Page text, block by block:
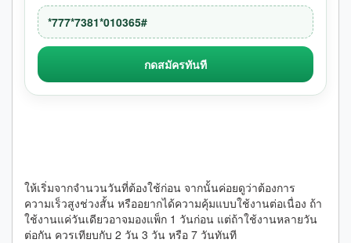
*777*7381*010365#
กดสมัครทันที
ให้เริ่มจากจำนวนวันที่ต้องใช้ก่อน จากนั้นค่อยดูว่าต้องการ
ความเร็วสูงช่วงสั้น หรืออยากได้ความคุ้มแบบใช้งานต่อเนื่อง ถ้า
ใช้งานแค่วันเดียวอาจมองแพ็ก 1 วันก่อน แต่ถ้าใช้งานหลายวัน
ต่อกัน ควรเทียบกับ 2 วัน 3 วัน หรือ 7 วันทันที